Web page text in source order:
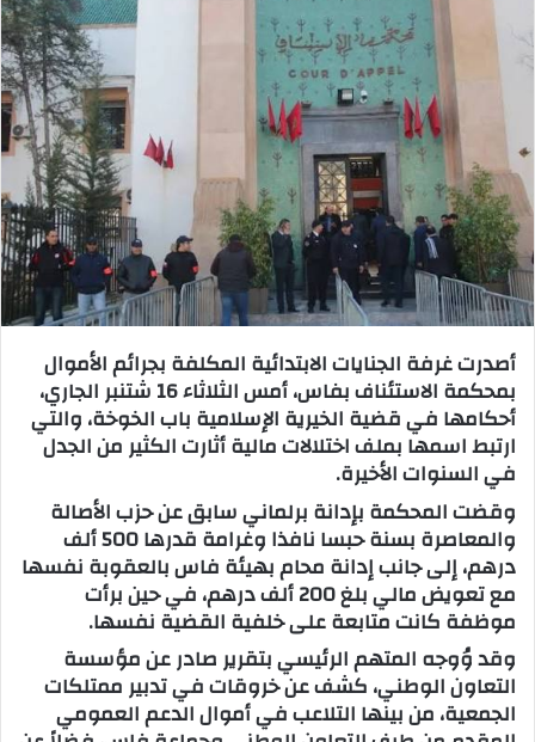
ل
ب
ر
ي
ل
ر
ي
ا
أصدرت غرفة الجنايات الابتدائية المكلفة بجرائم الأموال
بمحكمة الاستئناف بفاس، أمس الثلاثاء 16 شتنبر الجاري،
أحكامها في قضية الخيرية الإسلامية باب الخوخة، والتي
ارتبط اسمها بملف اختلالات مالية أثارت الكثير من الجدل
في السنوات الأخيرة.
وقضت المحكمة بإدانة برلماني سابق عن حزب الأصالة
والمعاصرة بسنة حبسا نافذا وغرامة قدرها 500 ألف
درهم، إلى جانب إدانة محام بهيئة فاس بالعقوبة نفسها
مع تعويض مالي بلغ 200 ألف درهم، في حين برأت
موظفة كانت متابعة على خلفية القضية نفسها.
وقد وُوجه المتهم الرئيسي بتقرير صادر عن مؤسسة
التعاون الوطني، كشف عن خروقات في تدبير ممتلكات
الجمعية، من بينها التلاعب في أموال الدعم العمومي